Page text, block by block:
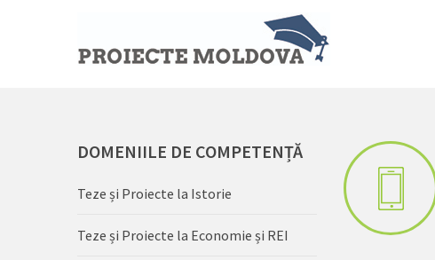
DOMENIILE DE COMPETENȚĂ
Teze și Proiecte la Istorie
Teze și Proiecte la Economie și REI